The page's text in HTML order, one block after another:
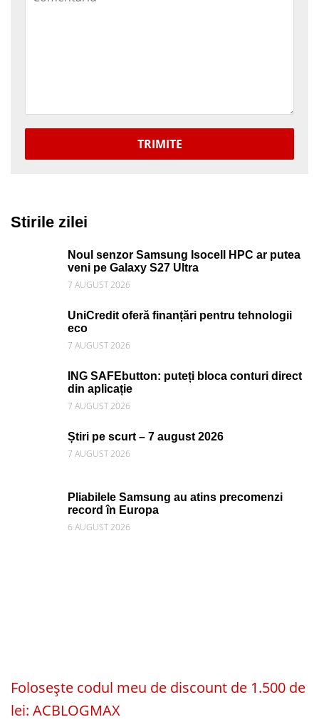
TRIMITE
Stirile zilei
Noul senzor Samsung Isocell HPC ar putea
veni pe Galaxy S27 Ultra
7 AUGUST 2026
UniCredit oferă finanțări pentru tehnologii
eco
7 AUGUST 2026
ING SAFEbutton: puteți bloca conturi direct
din aplicație
7 AUGUST 2026
Știri pe scurt – 7 august 2026
7 AUGUST 2026
Pliabilele Samsung au atins precomenzi
record în Europa
6 AUGUST 2026
Folosește codul meu de discount de 1.500 de
lei: ACBLOGMAX